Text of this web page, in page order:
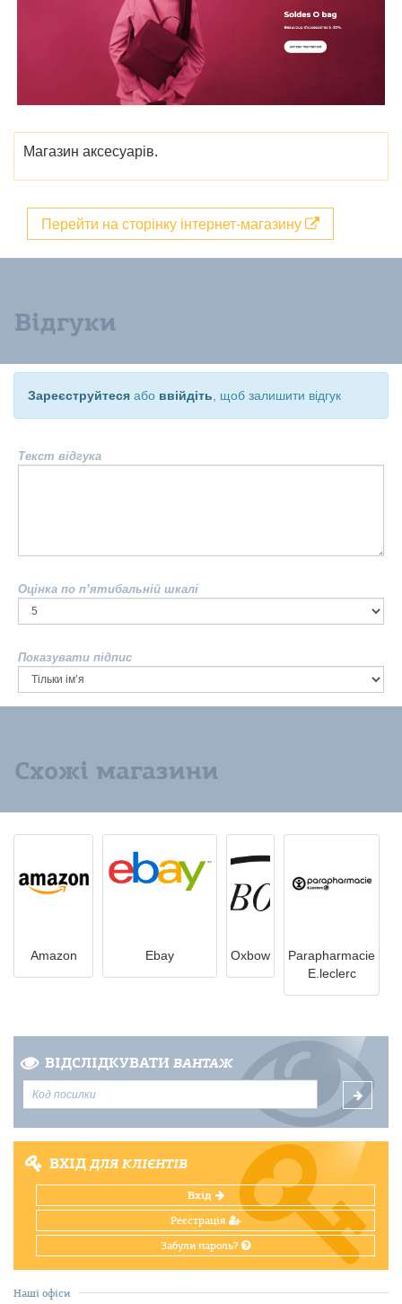
Магазин аксесуарів.
Перейти на сторінку інтернет-магазину
Відгуки
Зареєструйтеся або ввійдіть , щоб залишити відгук
Текст відгука
Оцінка по п’ятибальній шкалі
Показувати підпис
Схожі магазини
Amazon Ebay Oxbow
Parapharmacie
E.leclerc
ВІДСЛІДКУВАТИ ВАНТАЖ
ВХІДДЛЯ КЛІЄНТІВ
Вхід
Реєстрація
Забули пароль?
Наші офіси